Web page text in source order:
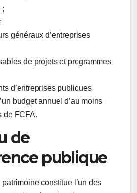
;
généraux d’entreprises
de projets et programmes
d’entreprises publiques
budget annuel d’au moins
de FCFA.
de
publique
constitue l’un des